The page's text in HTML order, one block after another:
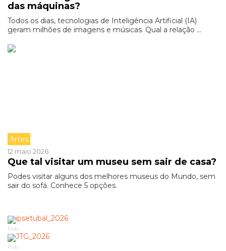
das máquinas?
Todos os dias, tecnologias de Inteligência Artificial (IA)
geram milhões de imagens e músicas. Qual a relação ...
Artes
12 maio 2026
Que tal visitar um museu sem sair de casa?
Podes visitar alguns dos melhores museus do Mundo, sem
sair do sofá. Conhece 5 opções.
Pub
Pub